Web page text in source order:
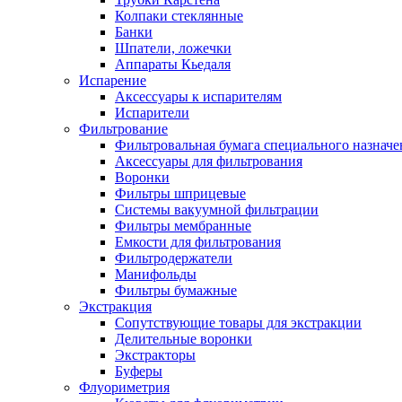
Колпаки стеклянные
Банки
Шпатели, ложечки
Аппараты Кьедаля
Испарение
Аксессуары к испарителям
Испарители
Фильтрование
Фильтровальная бумага специального
Аксессуары для фильтрования
Воронки
Фильтры шприцевые
Системы вакуумной фильтрации
Фильтры мембранные
Емкости для фильтрования
Фильтродержатели
Манифольды
Фильтры бумажные
Экстракция
Сопутствующие товары для экстракции
Делительные воронки
Экстракторы
Буферы
Флуориметрия